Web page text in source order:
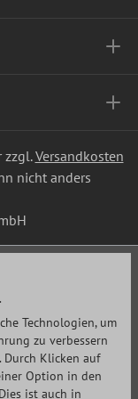
zzgl.Versandkosten
nicht anders
Technologien, um
zu verbessern
Durch Klicken auf
Option in den
ist auch in